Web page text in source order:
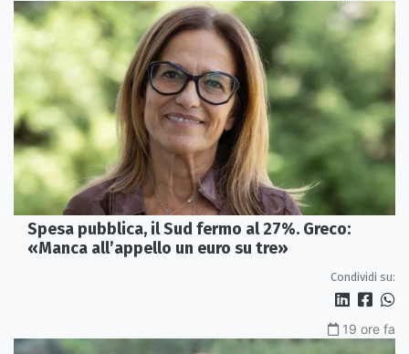
Spesa pubblica, il Sud fermo al 27%. Greco:
«Manca all’appello un euro su tre»
Condividi su:
19 ore fa